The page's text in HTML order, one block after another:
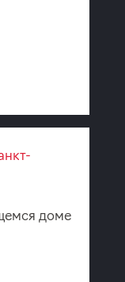
доме